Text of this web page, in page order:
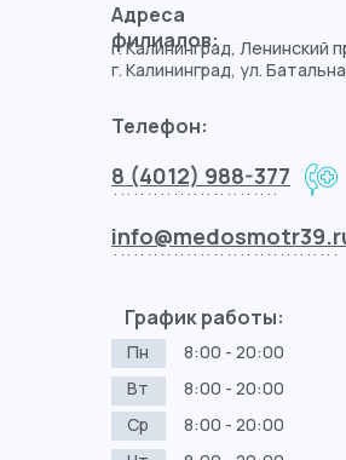
г. Калининград, Ленинский
г. Калининград, ул.
.........................
8 (4012) 988-377
Адреса
филиалов:
Телефон:
График работы:
Вт
Ср
8:00 - 20:00
Пн 8:00 - 20:00
8:00 - 20:00
..................................